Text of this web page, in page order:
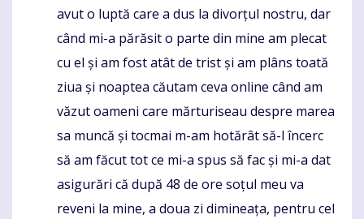
avut o luptă care a dus la divorțul nostru, dar
când mi-a părăsit o parte din mine am plecat
cu el și am fost atât de trist și am plâns toată
ziua și noaptea căutam ceva online când am
văzut oameni care mărturiseau despre marea
sa muncă și tocmai m-am hotărât să-l încerc
să am făcut tot ce mi-a spus să fac și mi-a dat
asigurări că după 48 de ore soțul meu va
reveni la mine, a doua zi dimineața, pentru cel